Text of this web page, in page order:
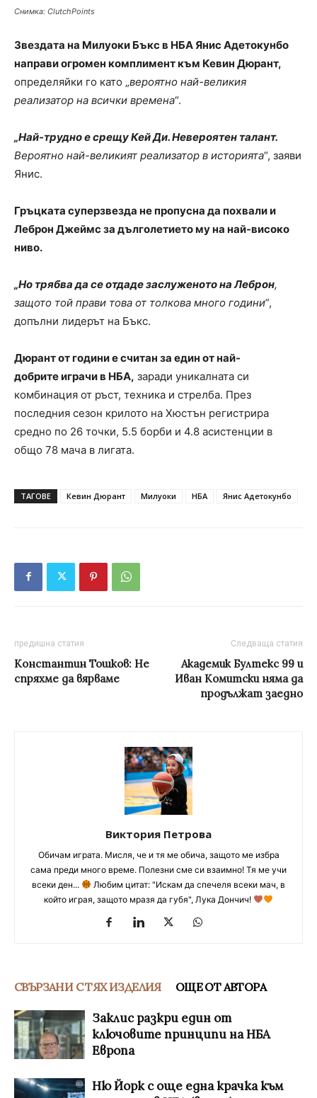
Снимка: ClutchPoints
Звездата на Милуоки Бъкс в НБА Янис Адетокунбо
направи огромен комплимент към Кевин Дюрант,
определяйки го като „вероятно най-великия
реализатор на всички времена“.
„Най-трудно е срещу Кей Ди. Невероятен талант.
Вероятно най-великият реализатор в историята“, заяви
Янис.
Гръцката суперзвезда не пропусна да похвали и
Леброн Джеймс за дълголетието му на най-високо
ниво.
„Но трябва да се отдаде заслуженото на Леброн,
защото той прави това от толкова много години“,
допълни лидерът на Бъкс.
Дюрант от години е считан за един от най-
добрите играчи в НБА, заради уникалната си
комбинация от ръст, техника и стрелба. През
последния сезон крилото на Хюстън регистрира
средно по 26 точки, 5.5 борби и 4.8 асистенции в
общо 78 мача в лигата.
ТАГОВЕ Кевин Дюрант Милуоки НБА Янис Адетокунбо
предишна статия
Константин Тошков: Не
спряхме да вярваме
Следваща статия
Академик Бултекс 99 и
Иван Комитски няма да
продължат заедно
Виктория Петрова
Обичам играта. Мисля, че и тя ме обича, защото ме избра
сама преди много време. Полезни сме си взаимно! Тя ме учи
всеки ден...
Любим цитат: "Искам да спечеля всеки мач, в
който играя, защото мразя да губя", Лука Дончич!
СВЪРЗАНИ С ТЯХ ИЗДЕЛИЯ ОЩЕ ОТ АВТОРА
Заклис разкри един от
ключовите принципи на НБА
Европа
Ню Йорк с още една крачка към